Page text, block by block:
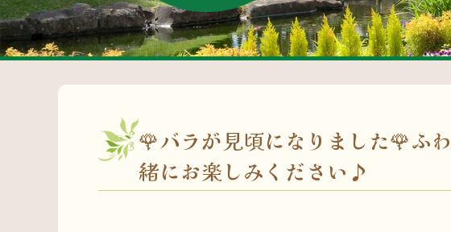
🌹バラが見頃になりました🌹ふ
緒にお楽しみください♪